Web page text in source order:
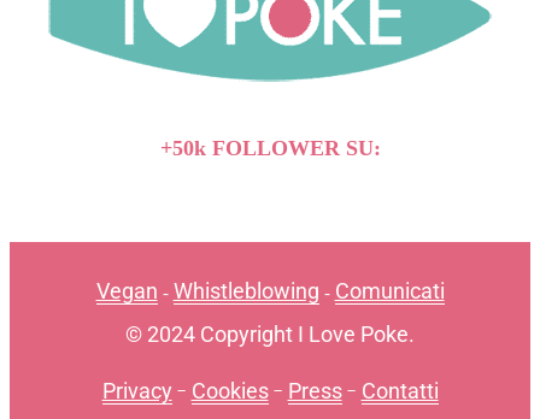
+50k FOLLOWER SU:
Vegan - Whistleblowing - Comunicati
© 2024 Copyright I Love Poke.
Privacy - Cookies- Press- Contatti